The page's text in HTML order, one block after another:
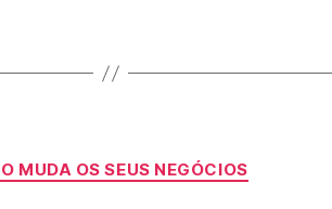
Categorias
MUDA OS SEUS NEGÓCIOS